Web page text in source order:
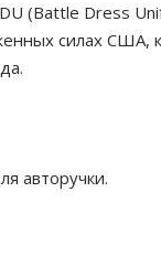
(Battle Dress
силах США,
авторучки.